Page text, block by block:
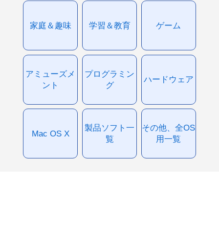
家庭＆趣味 学習＆教育 ゲーム
アミューズメ
ント
プログラミン
グ
ハードウェア
Mac OS X
製品ソフト一
覧
その他、全OS
用一覧